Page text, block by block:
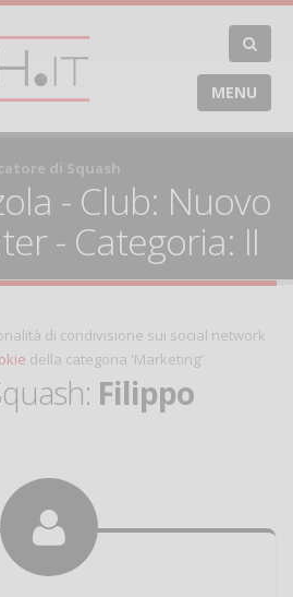
MENU
di Squash
- Club: Nuovo
- Categoria: II
di condivisione sui social network
della categoria 'Marketing'
Filippo